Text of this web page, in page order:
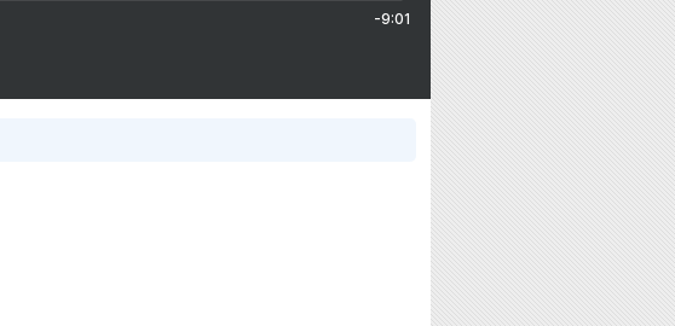
-9:01